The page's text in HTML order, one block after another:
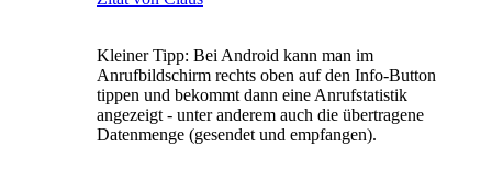
Kleiner Tipp: Bei Android kann man im
Anrufbildschirm rechts oben auf den Info-Button
tippen und bekommt dann eine Anrufstatistik
angezeigt - unter anderem auch die übertragene
Datenmenge (gesendet und empfangen).